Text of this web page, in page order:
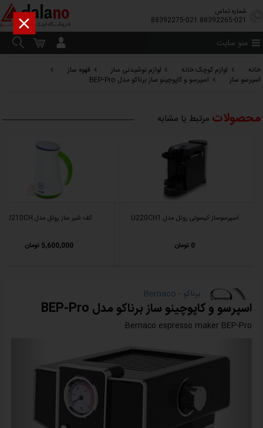
شماره تماس
88392265-021
88392275-021
منو سایت
خانه لوازم کوچک خانه لوازم نوشیدنی ساز
قهوه ساز
اسپرسو ساز
اسپرسو و کاپوچینو ساز برناکو مدل BEP-Pro
محصولات مرتبط یا مشابه
اسپرسوساز کپسولی روتل مدل U220CH1
0 تومان
کف شیر ساز روتل مدل U210CH
5,600,000 تومان
برناکو - Bernaco
اسپرسو و کاپوچینو ساز برناکو مدل BEP-Pro
Bernaco espresso maker BEP-Pro
